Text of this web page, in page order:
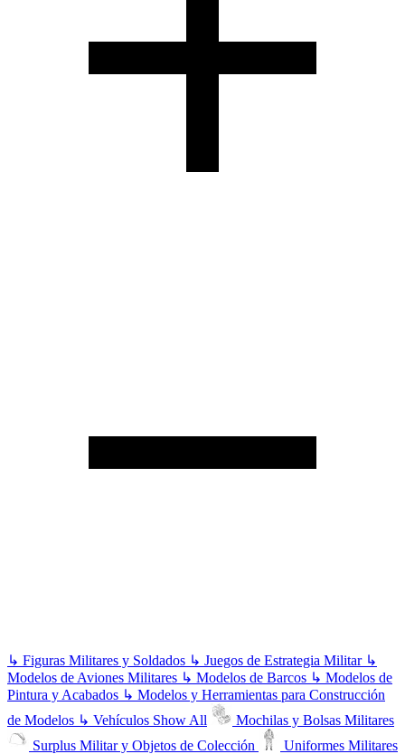
↳ Figuras Militares y Soldados ↳ Juegos de Estrategia Militar ↳
Modelos de Aviones Militares ↳ Modelos de Barcos ↳ Modelos de
Pintura y Acabados ↳ Modelos y Herramientas para Construcción
de Modelos ↳ Vehículos Show All
Mochilas y Bolsas Militares
Surplus Militar y Objetos de Colección
Uniformes Militares